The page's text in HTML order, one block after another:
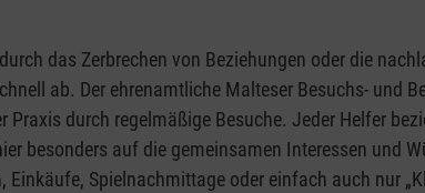
das Zerbrechen von Beziehungen oder die
ab. Der ehrenamtliche Malteser Besuchs- und
durch regelmäßige Besuche. Jeder Helfer
besonders auf die gemeinsamen Interessen und
Spielnachmittage oder einfach auch nur